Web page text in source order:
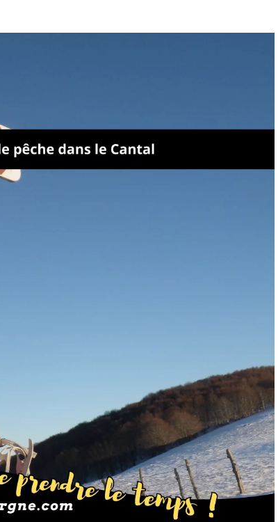
équipé
à
moule.
faire
de
les
la
à vous remplir les yeux Emotions tout
est captivant et vous retiens car
vous ne voulez pas que cela s'arrêter
. Nous venons depuis 5 ans avec
toujours autant de plaisir. Merci
Sarah et Guillaume et leurs enfants
pour leurs chaleurs humaines et
l'Amour qu'ils donnent aux gens qu'ils
reçoivent . Nous repartons le coeur
serré mais à l'année prochaine rdv
pris :)